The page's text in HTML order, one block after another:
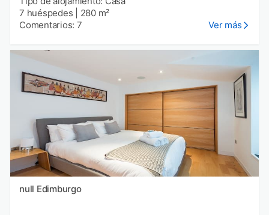
7 huéspedes
280 m²
Comentarios: 7
Ver más
null Edimburgo